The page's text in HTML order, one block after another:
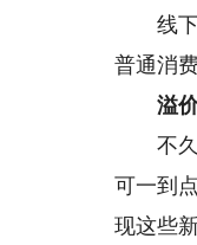
线下哄
普通消
溢价
不久
可一到
现这些